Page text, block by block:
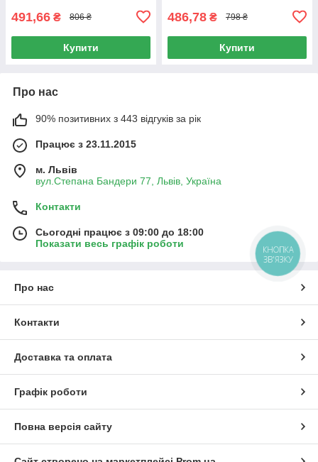
491,66 ₴ 806 ₴
Купити
486,78 ₴ 798 ₴
Купити
Про нас
90% позитивних з 443 відгуків за рік
Працює з 23.11.2015
м. Львів
вул.Степана Бандери 77, Львів, Україна
Контакти
Сьогодні працює з 09:00 до 18:00
Показати весь графік роботи
Про нас
Контакти
Доставка та оплата
Графік роботи
Повна версія сайту
КНОПКА
ЗВ'ЯЗКУ